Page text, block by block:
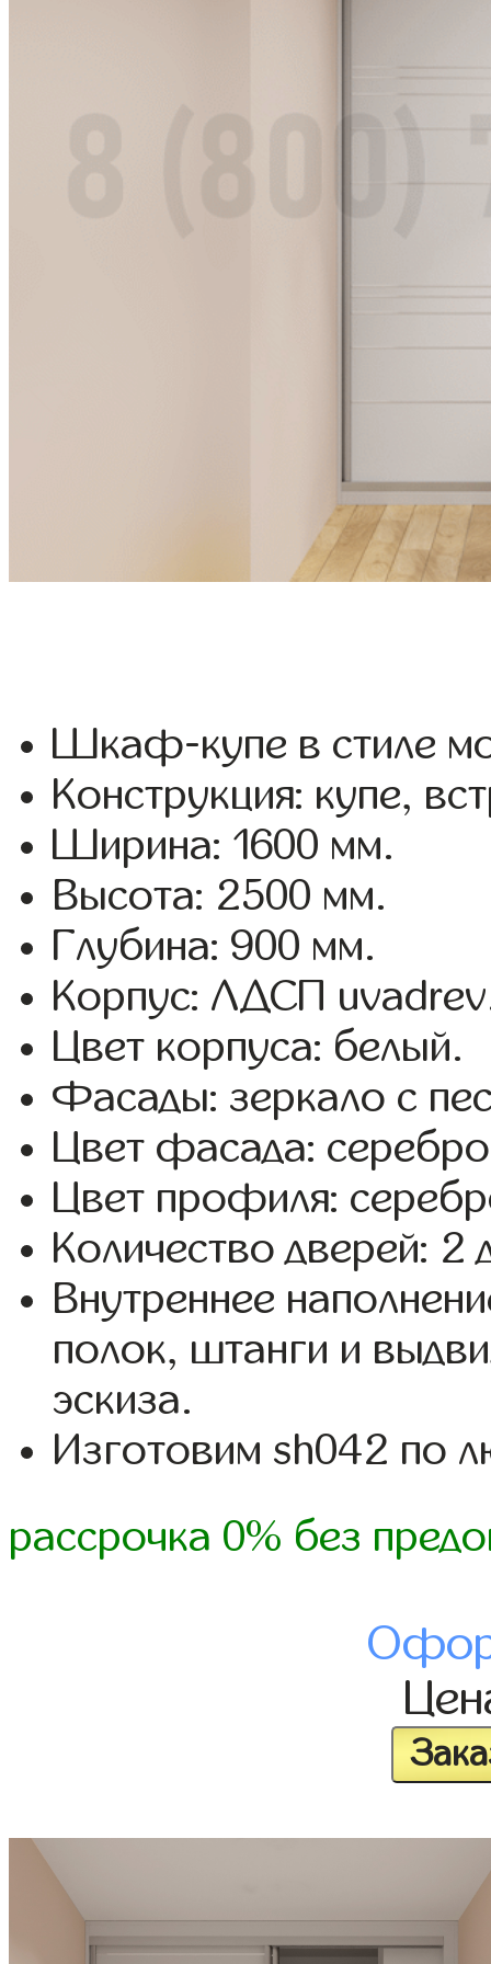
Шкаф-купе в стиле
Конструкция: купе,
Ширина: 1600 мм.
Высота: 2500 мм.
Глубина: 900 мм.
Корпус: ЛДСП
Цвет корпуса: белый.
Фасады: зеркало с
Цвет фасада:
Цвет профиля:
Количество дверей: 2
Внутреннее
полок, штанги и
эскиза.
Изготовим sh042 по
рассрочка 0% без